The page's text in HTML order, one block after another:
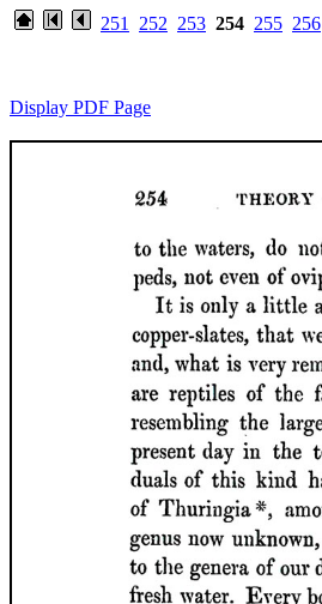
251 252 253 254 255 256
Display PDF Page